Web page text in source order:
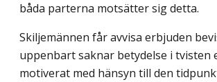
båda parterna motsätter sig detta.
Skiljemännen får avvisa erbjuden
uppenbart saknar betydelse i tvisten
motiverat med hänsyn till den